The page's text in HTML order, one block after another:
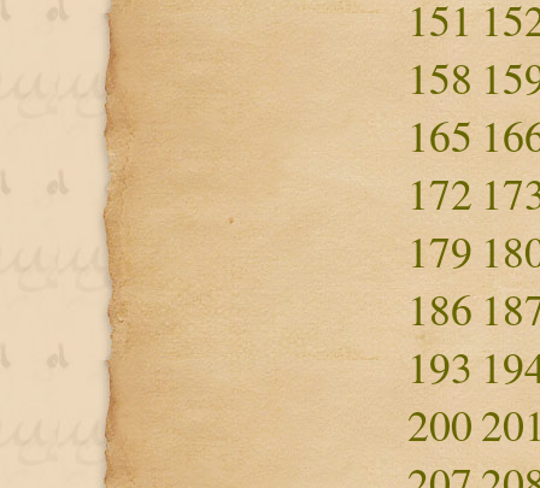
151
158
165
172
179
186
193
200